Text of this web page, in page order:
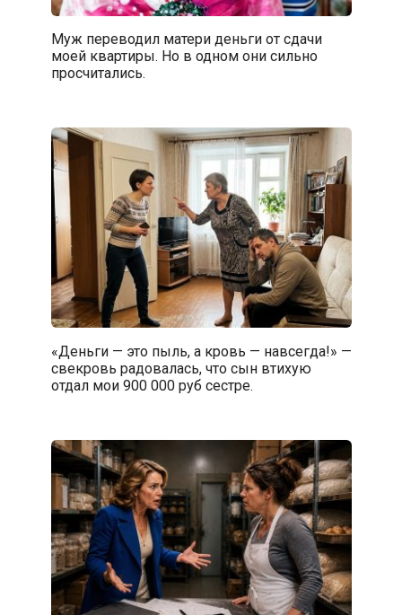
Муж переводил матери деньги от сдачи
моей квартиры. Но в одном они сильно
просчитались.
«Деньги — это пыль, а кровь — навсегда!» —
свекровь радовалась, что сын втихую
отдал мои 900 000 руб сестре.